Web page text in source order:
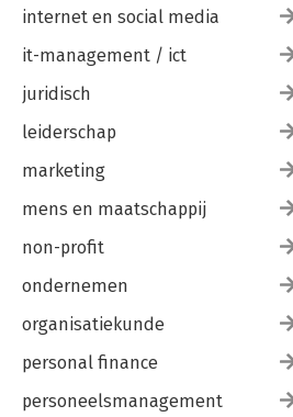
internet en social media
it-management / ict
juridisch
leiderschap
marketing
mens en maatschappij
non-profit
ondernemen
organisatiekunde
personal finance
personeelsmanagement